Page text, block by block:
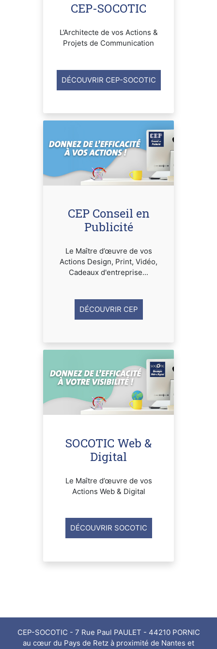
CEP-SOCOTIC
L’Architecte de vos Actions &
Projets de Communication
DÉCOUVRIR CEP-SOCOTIC
CEP Conseil en
Publicité
Le Maître d’œuvre de vos
Actions Design, Print, Vidéo,
Cadeaux d'entreprise...
DÉCOUVRIR CEP
SOCOTIC Web &
Digital
Le Maître d’œuvre de vos
Actions Web & Digital
DÉCOUVRIR SOCOTIC
CEP-SOCOTIC - 7 Rue Paul PAULET - 44210 PORNIC
au cœur du Pays de Retz à proximité de Nantes et